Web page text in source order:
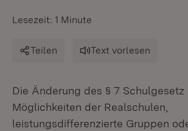
Lesezeit: 1 Minute
Teilen Text vorlesen
Die Änderung des § 7
Möglichkeiten der Realschulen,
leistungsdifferenzierte Gruppen